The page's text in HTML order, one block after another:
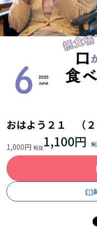
おはよう２１ （２
1,000円 1,100円